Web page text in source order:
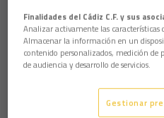
Finalidades del Cádiz C.F. y sus
Analizar activamente las
Almacenar la información en un
contenido personalizados, medición
de audiencia y desarrollo de servicios.
Gestionar